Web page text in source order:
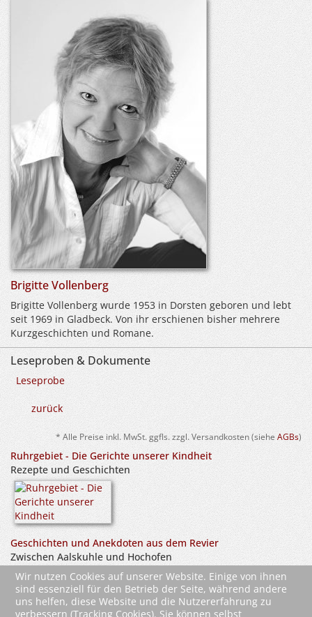
Brigitte Vollenberg
Brigitte Vollenberg wurde 1953 in Dorsten geboren und lebt
seit 1969 in Gladbeck. Von ihr erschienen bisher mehrere
Kurzgeschichten und Romane.
Leseproben & Dokumente
Leseprobe
zurück
* Alle Preise inkl. MwSt. ggfls. zzgl. Versandkosten (siehe AGBs)
Ruhrgebiet - Die Gerichte unserer Kindheit
Rezepte und Geschichten
Geschichten und Anekdoten aus dem Revier
Zwischen Aalskuhle und Hochofen
Wir nutzen Cookies auf unserer Website. Einige von ihnen
sind essenziell für den Betrieb der Seite, während andere
uns helfen, diese Website und die Nutzererfahrung zu
verbessern (Tracking Cookies). Sie können selbst